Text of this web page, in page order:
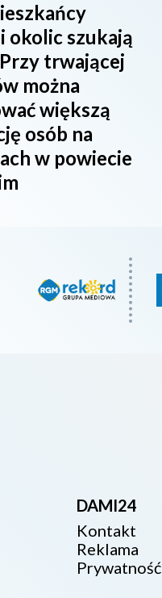
okolic szukają
trwającej
można
większą
osób na
w powiecie
DAMI24
Kontakt
Reklama
Prywatność